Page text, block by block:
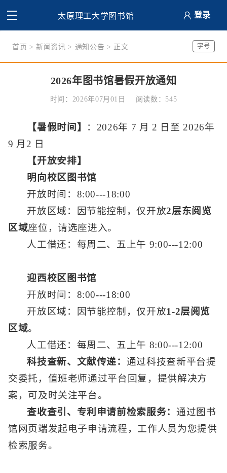
太原理工大学图书馆 登录
首页 >新闻资讯 > 通知公告 > 正文 字号
2026年图书馆暑假开放通知
时间：2026年07月01日 阅读数： 545
【暑假时间】
：2026年 7 月 2 日至 2026年
9 月2 日
【开放安排】
明向校区图书馆
开放时间：8:00---18:00
开放区域：因节能控制，仅开放2层东阅览
区域座位，请选座进入。
人工借还：每周二、五上午 9:00---12:00
迎西校区图书馆
开放时间：8:00---18:00
开放区域：因节能控制，仅开放1-2层阅览
区域。
人工借还：每周二、五上午 8:00---12:00
科技查新、文献传递： 通过科技查新平台提
交委托，值班老师通过平台回复，提供解决方
案，可及时关注平台。
查收查引、专利申请前检索服务： 通过图书
馆网页端发起电子申请流程，工作人员为您提供
检索服务。